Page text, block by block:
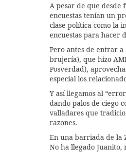
A pesar de que desde
encuestas tenían un
clase política como la
encuestas para hacer
Pero antes de entrar
brujería), que hizo
Posverdad),
especial los
Y así llegamos al
dando palos de ciego
valladares que
razones.
En una barriada de la
No ha llegado Juanito,